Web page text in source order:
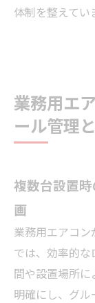
体制を整えてい
業務用エ
ール管理
複数台設置
画
業務用エアコ
では、効率的
間や設置場所に
明確にし、グ